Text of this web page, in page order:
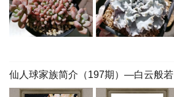
仙人球家族简介（197期）—白云般若